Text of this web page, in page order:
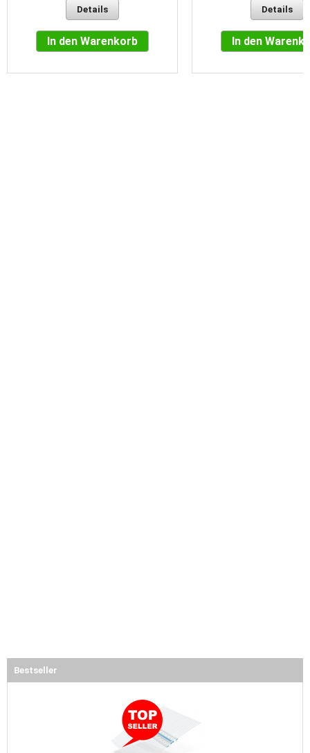
Details
In den Warenkorb
Details
In den
Bestseller